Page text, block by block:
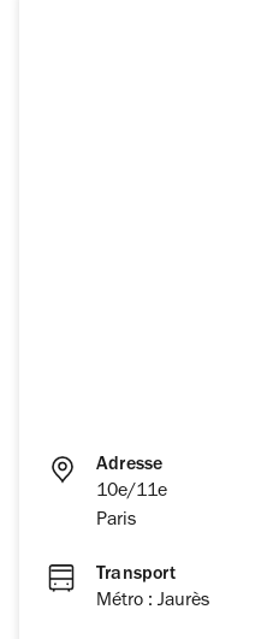
Adresse
10e/11e
Paris
Transport
Métro : Jaurès